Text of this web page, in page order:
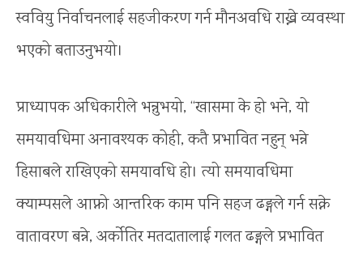
स्ववियु निर्वाचनलाई सहजीकरण गर्न मौनअवधि राख्ने व्यवस्था
भएको बताउनुभयो।
प्राध्यापक अधिकारीले भन्नुभयो, “खासमा के हो भने, यो
समयावधिमा अनावश्यक कोही, कतै प्रभावित नहुन् भन्ने
हिसाबले राखिएको समयावधि हो। त्यो समयावधिमा
क्याम्पसले आफ्नो आन्तरिक काम पनि सहज ढङ्गले गर्न सक्ने
वातावरण बन्ने, अर्कोतिर मतदातालाई गलत ढङ्गले प्रभावित